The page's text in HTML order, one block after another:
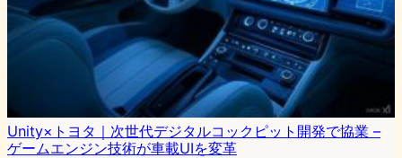
Unity×トヨタ｜次世代デジタルコックピット開発で協業 –
ゲームエンジン技術が車載UIを変革